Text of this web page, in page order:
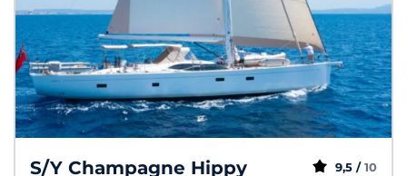
S/Y Champagne Hippy 9,5 / 10